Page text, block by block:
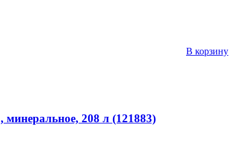
В корзину
208 л (121883)